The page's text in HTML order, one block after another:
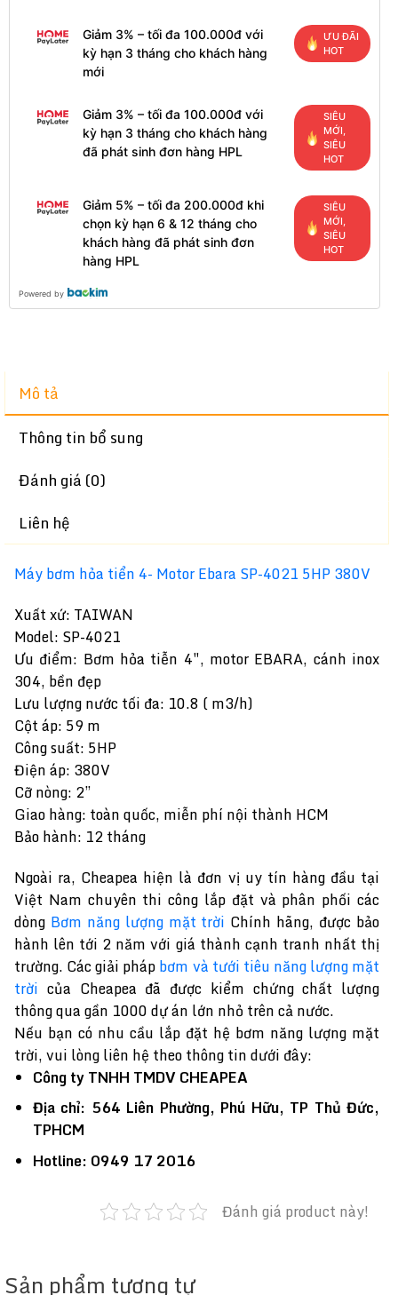
Giảm 3% – tối đa 100.000đ với
kỳ hạn 3 tháng cho khách hàng
mới
ƯU ĐÃI
HOT
Giảm 3% – tối đa 100.000đ với
kỳ hạn 3 tháng cho khách hàng
đã phát sinh đơn hàng HPL
SIÊU
MỚI,
SIÊU
HOT
Giảm 5% – tối đa 200.000đ khi
chọn kỳ hạn 6 & 12 tháng cho
khách hàng đã phát sinh đơn
hàng HPL
SIÊU
MỚI,
SIÊU
HOT
Powered by
Mô tả
Thông tin bổ sung
Đánh giá (0)
Liên hệ
Máy bơm hỏa tiển 4- Motor Ebara SP-4021 5HP 380V
Xuất xứ: TAIWAN
Model: SP-4021
Ưu điểm: Bơm hỏa tiễn 4″, motor EBARA, cánh inox
304, bền đẹp
Lưu lượng nước tối đa: 10.8 ( m3/h)
Cột áp: 59 m
Công suất: 5HP
Điện áp: 380V
Cỡ nòng: 2”
Giao hàng: toàn quốc, miễn phí nội thành HCM
Bảo hành: 12 tháng
Ngoài ra, Cheapea hiện là đơn vị uy tín hàng đầu tại
Việt Nam chuyên thi công lắp đặt và phân phối các
dòng Bơm năng lượng mặt trời Chính hãng, được bảo
hành lên tới 2 năm với giá thành cạnh tranh nhất thị
trường. Các giải phápbơm và tưới tiêu năng lượng mặt
trời của Cheapea đã được kiểm chứng chất lượng
thông qua gần 1000 dự án lớn nhỏ trên cả nước.
Nếu bạn có nhu cầu lắp đặt hệ bơm năng lượng mặt
trời, vui lòng liên hệ theo thông tin dưới đây:
Công ty TNHH TMDV CHEAPEA
Địa chỉ: 564 Liên Phường, Phú Hữu, TP Thủ Đức,
TPHCM
Hotline: 0949 17 2016
Đánh giá product này!
Sản phẩm tương tự